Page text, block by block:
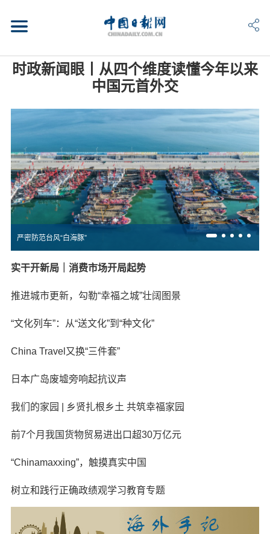
时政新闻眼丨从四个维度读懂今年以来
中国元首外交
严密防范台风“白海豚”
实干开新局｜消费市场开局起势
推进城市更新，勾勒“幸福之城”壮阔图景
“文化列车”：从“送文化”到“种文化”
China Travel又换“三件套”
日本广岛废墟旁响起抗议声
我们的家园 | 乡贤扎根乡土 共筑幸福家园
前7个月我国货物贸易进出口超30万亿元
“Chinamaxxing”，触摸真实中国
树立和践行正确政绩观学习教育专题